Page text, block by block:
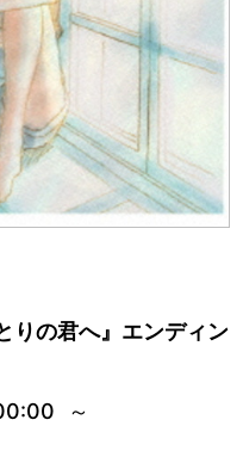
りの君へ』エンディン